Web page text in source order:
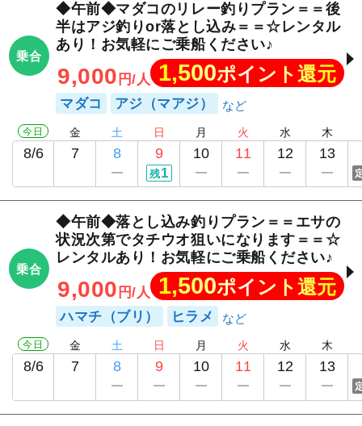
乗合
◆午前◆マダコのリレー釣りプラン＝＝後
半はアジ釣りor落とし込み＝＝☆レンタル
あり！お気軽にご乗船ください♪
9,000 円/人 1,500ポイント還元
マダコ アジ（マアジ）
今日
8/6
金
7
土
8
日
9
残1
月
10
火
11
水
12
木
13
乗合
◆午前◆落とし込み釣りプラン＝＝エサの
状況次第でタチウオ狙いになります＝＝☆
レンタルあり！お気軽にご乗船ください♪
9,000 円/人 1,500ポイント還元
ハマチ（ブリ） ヒラメ
今日
8/6
金
7
土
8
日
9
月
10
火
11
水
12
木
13